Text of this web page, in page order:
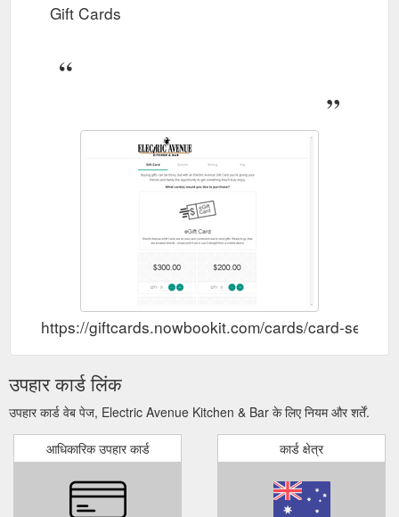
Gift Cards
https://giftcards.nowbookit.com/cards/card-
उपहार कार्ड लिंक
उपहार कार्ड वेब पेज, Electric Avenue Kitchen & Bar के लिए नियम और शर्तें.
आधिकारिक उपहार कार्ड कार्ड क्षेत्र